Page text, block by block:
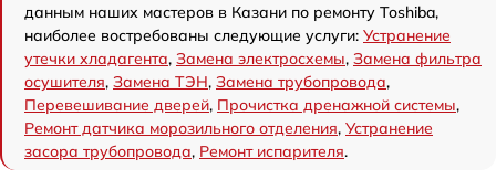
данным наших мастеров в Казани по ремонту Toshiba,
наиболее востребованы следующие услуги: Устранение
утечки хладагента, Замена электросхемы, Замена фильтра
осушителя, Замена ТЭН, Замена трубопровода,
Перевешивание дверей, Прочистка дренажной системы,
Ремонт датчика морозильного отделения, Устранение
засора трубопровода, Ремонт испарителя.